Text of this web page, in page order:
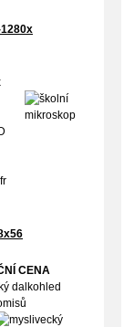
CENA
dalkohled